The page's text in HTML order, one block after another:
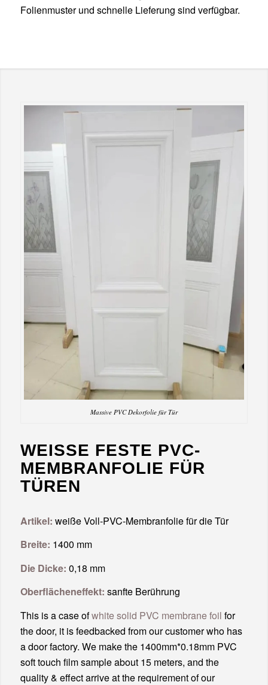
Folienmuster und schnelle Lieferung sind verfügbar.
Massive PVC Dekorfolie für Tür
WEISSE FESTE PVC-M
EMBRANFOLIE FÜR T
ÜREN
Artikel: weiße Voll-PVC-Membranfolie für die Tür
Breite: 1400 mm
Die Dicke: 0,18 mm
Oberflächeneffekt: sanfte Berührung
This is a case ofwhite solid PVC membrane foil for
the door, it is feedbacked from our customer who has
a door factory. We make the 1400mm*0.18mm PVC
soft touch film sample about 15 meters, and the
quality & effect arrive at the requirement of our